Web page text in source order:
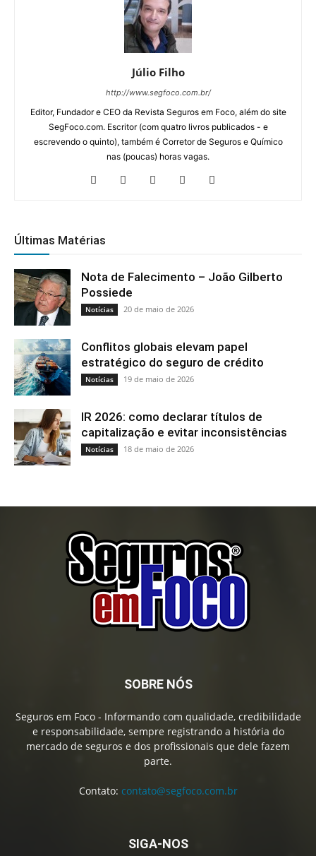
Júlio Filho
http://www.segfoco.com.br/
Editor, Fundador e CEO da Revista Seguros em Foco, além do site
SegFoco.com. Escritor (com quatro livros publicados - e
escrevendo o quinto), também é Corretor de Seguros e Químico
nas (poucas) horas vagas.
Últimas Matérias
Nota de Falecimento – João Gilberto
Possiede
Notícias 20 de maio de 2026
Conflitos globais elevam papel
estratégico do seguro de crédito
Notícias 19 de maio de 2026
IR 2026: como declarar títulos de
capitalização e evitar inconsistências
Notícias 18 de maio de 2026
SOBRE NÓS
Seguros em Foco - Informando com qualidade, credibilidade
e responsabilidade, sempre registrando a história do
mercado de seguros e dos profissionais que dele fazem
parte.
Contato: contato@segfoco.com.br
SIGA-NOS